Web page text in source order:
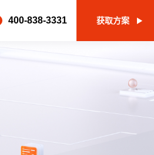
400-838-3331 获取方案